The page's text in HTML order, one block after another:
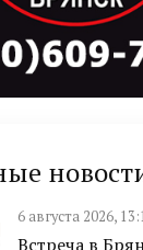
6 августа 2026,
Встреча в